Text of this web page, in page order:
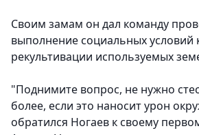
Своим замам он дал команду
выполнение социальных условий
рекультивации используемых
"Поднимите вопрос, не нужно
более, если это наносит урон
обратился Ногаев к своему